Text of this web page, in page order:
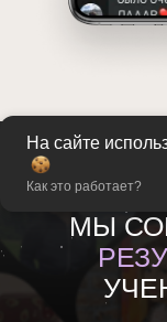
На сайте
Как это работает?
МЫ